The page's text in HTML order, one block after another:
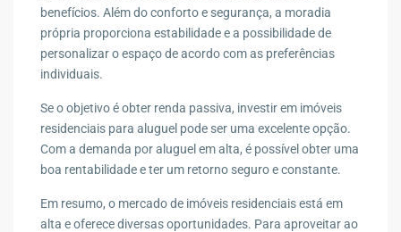
benefícios. Além do conforto e segurança, a moradia
própria proporciona estabilidade e a possibilidade de
personalizar o espaço de acordo com as preferências
individuais.
Se o objetivo é obter renda passiva, investir em imóveis
residenciais para aluguel pode ser uma excelente opção.
Com a demanda por aluguel em alta, é possível obter uma
boa rentabilidade e ter um retorno seguro e constante.
Em resumo, o mercado de imóveis residenciais está em
alta e oferece diversas oportunidades. Para aproveitar ao